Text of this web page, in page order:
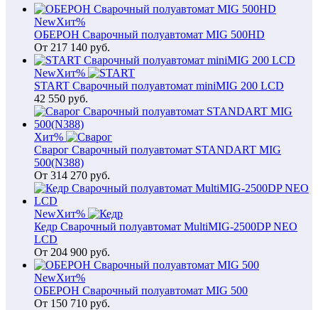
NewХит%
ОБЕРОН Сварочный полуавтомат MIG 500HD
От 217 140 руб.
NewХит%
START Сварочный полуавтомат miniMIG 200 LCD
42 550 руб.
Хит%
Сварог Сварочный полуавтомат STANDART MIG
500(N388)
От 314 270 руб.
NewХит%
Кедр Сварочный полуавтомат MultiMIG-2500DP NEO
LCD
От 204 900 руб.
NewХит%
ОБЕРОН Сварочный полуавтомат MIG 500
От 150 710 руб.